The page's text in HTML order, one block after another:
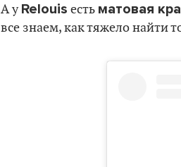
А уRelouis есть матовая
все знаем, как тяжело найти